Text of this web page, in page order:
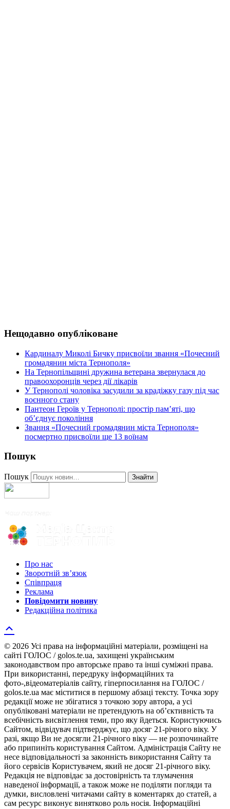
Нещодавно опубліковане
Кардиналу Миколі Бичку присвоїли звання «Почесний
громадянин міста Тернополя»
На Тернопільщині дружина ветерана звернулася до
правоохоронців через дії лікарів
У Тернополі чоловіка засудили за крадіжку газу під час
воєнного стану
Пантеон Героїв у Тернополі: простір пам’яті, що
об’єднує покоління
Звання «Почесний громадянин міста Тернополя»
посмертно присвоїли ще 13 воїнам
Пошук
Пошук Знайти
Про нас
Зворотній зв’язок
Співпраця
Реклама
Повідомити новину
Редакційна політика
© 2026 Усі права на інформаційні матеріали, розміщені на
сайті ГОЛОС / golos.te.ua, захищені українським
законодавством про авторське право та інші суміжні права.
При використанні, передруку інформаційних та
фото-,відеоматеріалів сайту, гіперпосилання на ГОЛОС /
golos.te.ua має міститися в першому абзаці тексту. Точка зору
редакції може не збігатися з точкою зору автора, а усі
опубліковані матеріали не претендують на об’єктивність та
всебічність висвітлення теми, про яку йдеться. Користуючись
Сайтом, відвідувач підтверджує, що досяг 21-річного віку. У
разі, якщо Ви не досягли 21-річного віку — не розпочинайте
або припиніть користування Сайтом. Адміністрація Сайту не
несе відповідальності за законність використання Сайту та
його сервісів Користувачем, який не досяг 21-річного віку.
Редакція не відповідає за достовірність та тлумачення
наведеної інформації, а також може не поділяти погляди та
думки, висловлені читачами сайту в коментарях до статей, а
сам ресурс виконує винятково роль носія. Інформаційні